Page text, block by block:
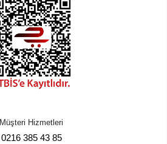
Müşteri Hizmetleri
0216 385 43 85